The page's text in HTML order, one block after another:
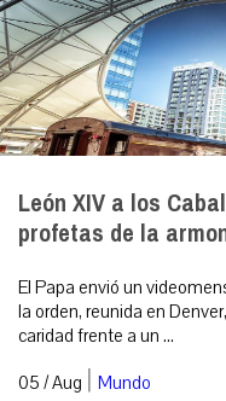
León XIV a los
profetas de la
El Papa envió un
la orden, reunida en
caridad frente a un ...
05 / Aug | Mundo